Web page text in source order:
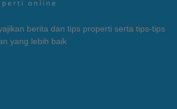
berita dan tips properti serta tips-tips
yang lebih baik